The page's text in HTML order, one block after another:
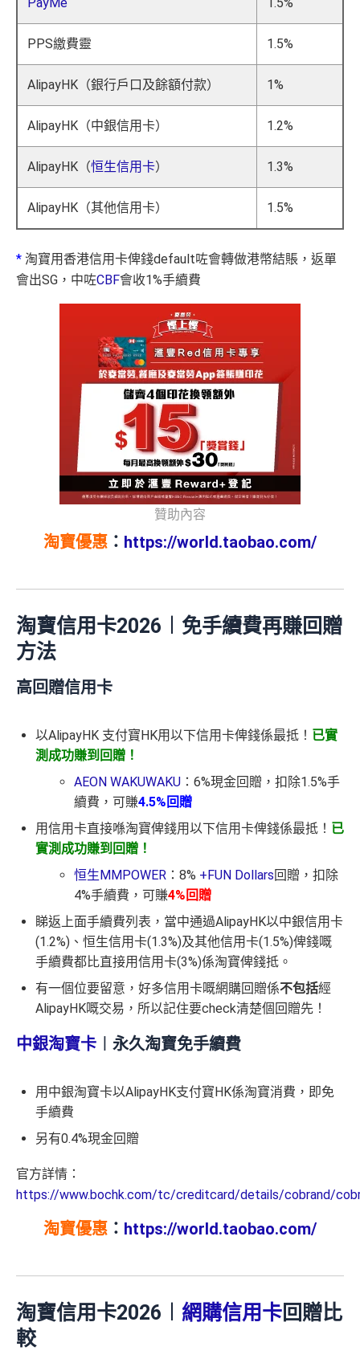
PPS繳費靈 1.5%
AlipayHK（銀行戶口及餘額付款） 1%
AlipayHK（中銀信用卡） 1.2%
AlipayHK（恒生信用卡） 1.3%
AlipayHK（其他信用卡） 1.5%
* 淘寶用香港信用卡俾錢default咗會轉做港幣結賬，返單
會出SG，中咗CBF會收1%手續費
贊助內容
淘寶優惠 ： https://world.taobao.com/
淘寶信用卡2026︱免手續費再賺回贈
方法
高回贈信用卡
以AlipayHK 支付寶HK用以下信用卡俾錢係最抵！ 已實
測成功賺到回贈！
AEON WAKUWAKU ：6%現金回贈，扣除1.5%手
續費，可賺4.5%回贈
用信用卡直接喺淘寶俾錢用以下信用卡俾錢係最抵！ 已
實測成功賺到回贈！
恒生MMPOWER ：8% +FUN Dollars回贈，扣除
4%手續費，可賺4%回贈
睇返上面手續費列表，當中通過AlipayHK以中銀信用卡
(1.2%)、恒生信用卡(1.3%)及其他信用卡(1.5%)俾錢嘅
手續費都比直接用信用卡(3%)係淘寶俾錢抵。
有一個位要留意，好多信用卡嘅網購回贈係不包括經
AlipayHK嘅交易，所以記住要check清楚個回贈先！
中銀淘寶卡 ︱永久淘寶免手續費
用中銀淘寶卡以AlipayHK支付寶HK係淘寶消費，即免
手續費
另有0.4%現金回贈
官方詳情：
https://www.bochk.com/tc/creditcard/details/cobrand/
淘寶優惠 ： https://world.taobao.com/
淘寶信用卡2026︱ 網購信用卡回贈比
較